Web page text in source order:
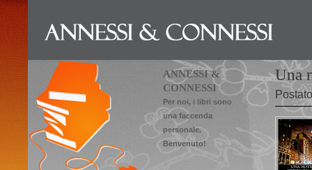
ANNESSI &
CONNESSI
Per noi, i libri sono
una faccenda
personale.
Benvenuto!
Una